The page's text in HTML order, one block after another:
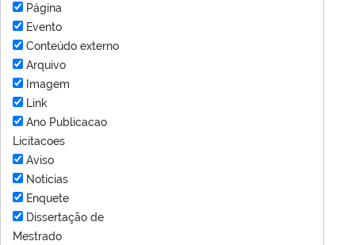
Página
Evento
Conteúdo externo
Arquivo
Imagem
Link
Ano Publicacao
Licitacoes
Aviso
Notícias
Enquete
Dissertação de
Mestrado